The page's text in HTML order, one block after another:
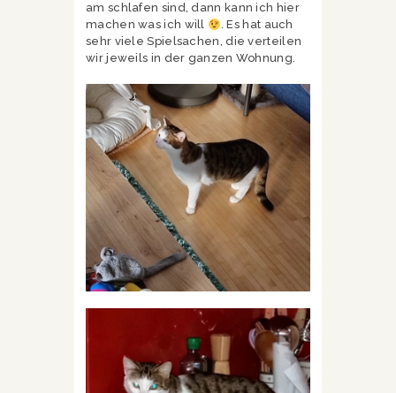
am schlafen sind, dann kann ich hier
machen was ich will
. Es hat auch
sehr viele Spielsachen, die verteilen
wir jeweils in der ganzen Wohnung.